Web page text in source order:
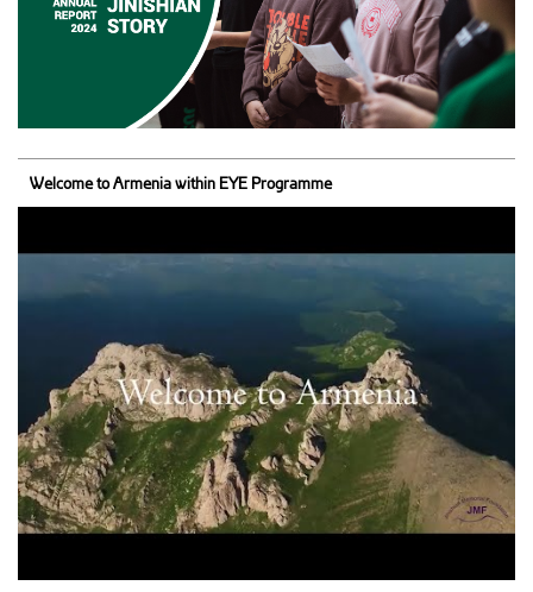
Welcome to Armenia within EYE Programme